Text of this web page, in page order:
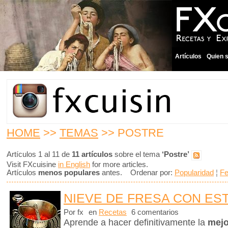
Artículos Quien
HOME >> TEMAS >> POSTRE
Artículos 1 al 11 de 11 artículos sobre el tema ‘Postre’
Visit FXcuisine in English for more articles.
Artículos menos populares antes. Ordenar por: Popularidad ¦
NIEVE DE FRESA CON
Por fx en Recetas 6 comentarios
Aprende a hacer definitivamente la